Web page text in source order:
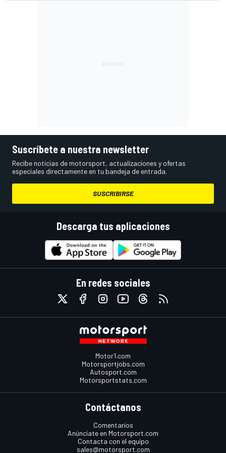
Suscríbete a nuestra newsletter
Recibe noticias de motorsport, actualizaciones y ofertas
especiales directamente en tu bandeja de entrada.
SUSCRIBIRSE
Descarga tus aplicaciones
En redes sociales
Motor1.com
Motorsportjobs.com
Autosport.com
Motorsportstats.com
Contáctanos
Comentarios
Anúnciate en Motorsport.com
Contacta con el equipo
sales@motorsport.com